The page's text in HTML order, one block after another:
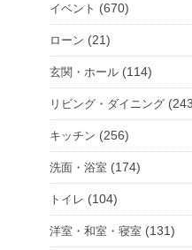
イベント (670)
ローン (21)
玄関・ホール (114)
リビング・ダイニング
キッチン (256)
洗面・浴室 (174)
トイレ (104)
洋室・和室・寝室 (131)